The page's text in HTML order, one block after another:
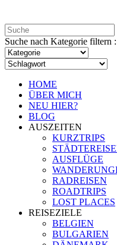
Suche nach Kategorie filtern
HOME
ÜBER MICH
NEU HIER?
BLOG
AUSZEITEN
KURZTRIPS
AUSFLÜGE
RADREISEN
ROADTRIPS
LOST PLACES
REISEZIELE
BELGIEN
BULGARIEN